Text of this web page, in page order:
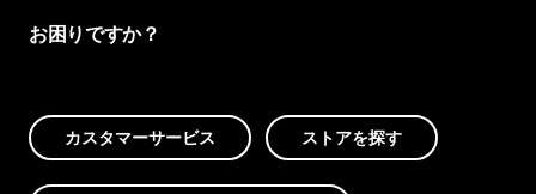
お困りですか？
カスタマーサービス ストアを探す